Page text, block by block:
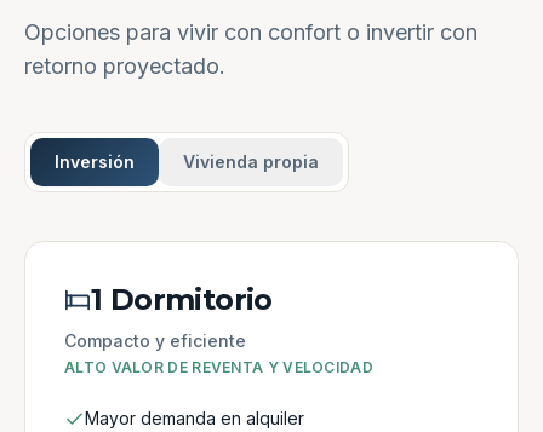
Opciones para vivir con confort o invertir con
retorno proyectado.
Inversión Vivienda propia
1 Dormitorio
Compacto y eficiente
ALTO VALOR DE REVENTA Y VELOCIDAD
Mayor demanda en alquiler